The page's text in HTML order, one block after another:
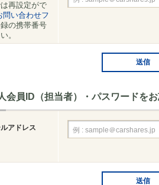
再設定がで
問い合わせフ
の携帯番号
。
会員ID（担当者）・パスワードを
アドレス